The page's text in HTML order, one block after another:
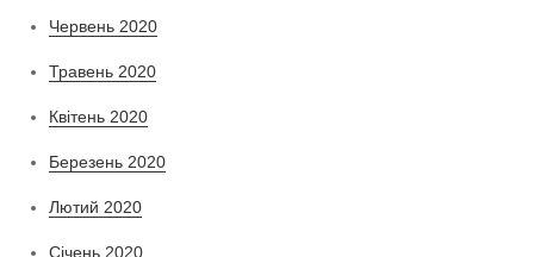
Червень 2020
Травень 2020
Квітень 2020
Березень 2020
Лютий 2020
Січень 2020